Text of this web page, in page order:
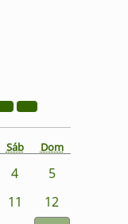
Sáb Dom
4
5
11
12